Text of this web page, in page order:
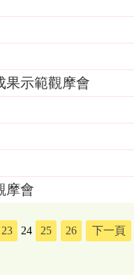
果示範觀摩會
摩會
23 24 25 26 下一頁